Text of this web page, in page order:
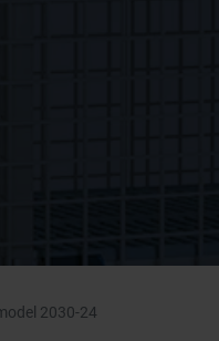
2030-24